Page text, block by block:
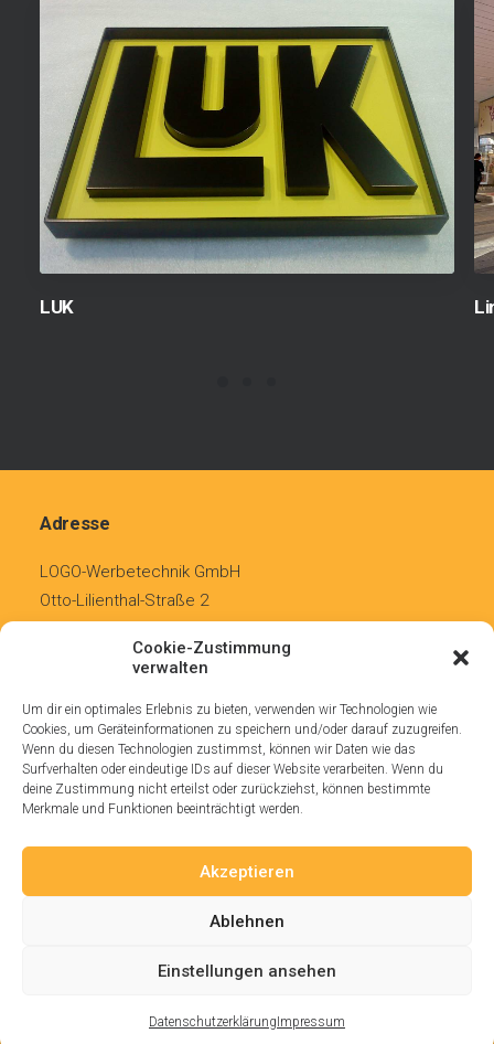
Cookie-Zustimmung
verwalten
Um dir ein optimales Erlebnis zu bieten, verwenden wir Technologien wie
Cookies, um Geräteinformationen zu speichern und/oder darauf zuzugreifen.
Wenn du diesen Technologien zustimmst, können wir Daten wie das
Surfverhalten oder eindeutige IDs auf dieser Website verarbeiten. Wenn du
deine Zustimmung nicht erteilst oder zurückziehst, können bestimmte
Merkmale und Funktionen beeinträchtigt werden.
Akzeptieren
Ablehnen
Einstellungen ansehen
Datenschutzerklärung Impressum
LUK
Adresse
LOGO-Werbetechnik GmbH
Otto-Lilienthal-Straße 2
info@logowerke.de
Telefon 02404 66441
Rechtliches
Impressum